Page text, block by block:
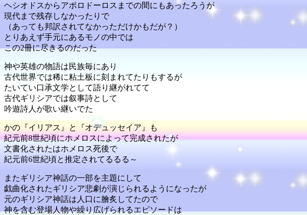
ヘシオドスからアポロドーロスまでの間にもあったろうが
現代まで残存しなかったりで
（あっても邦訳されてなかっただけかもだが？）
とりあえず手元にあるモノの中では
この2冊に尽きるのだった
神や英雄の物語は民族毎にあり
古代世界では稀に粘土板に刻まれてたりもするが
たいてい口承文学として語り継がれてて
古代ギリシアでは叙事詩として
吟遊詩人が歌い継いでた
かの『イリアス』と『オデュッセイア』も
紀元前8世紀頃にホメロスによって完成されたが
文書化されたはホメロス死後で
紀元前6世紀頃と推定されてるるる～
またギリシア神話の一部を主題にして
戯曲化されたギリシア悲劇が演じられるようになったが
元のギリシア神話は人口に膾炙してたので
神を含む登場人物や繰り広げられるエピソードは